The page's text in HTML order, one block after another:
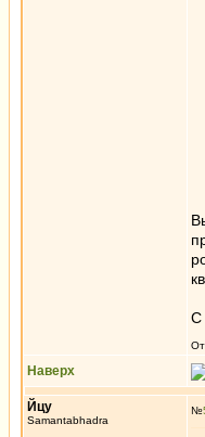
С
Наверх
Йцу
Samantabhadra
№